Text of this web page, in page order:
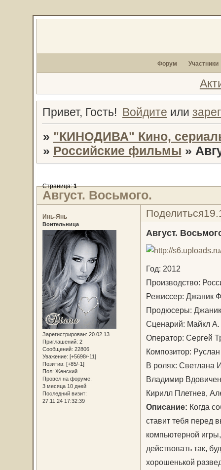
Форум Участники
Привет, Гость! Войдите или
» "КИНОДИВА" Кино,
» Российские фильмы »
Август. Восьмого.
Страница:1
Поделиться
Инь-Янь
Воительница
Зарегистрирован: 20.02.13
Приглашений: 2
Сообщений: 22806
Уважение: [+5698/-11]
Позитив: [+85/-1]
Пол: Женский
Провел на форуме:
3 месяца 10 дней
Последний визит:
27.11.24 17:32:39
Август.
Год: 2012
Производство:
Режиссер: Джаник
Продюсеры:
Сценарий: Майкл
Оператор: Сергей
Композитор:
В ролях: Светлана
Владимир
Кирилл Плетнев,
Описание: Когда
ставит тебя перед
компьютерной
действовать так,
хорошенькой